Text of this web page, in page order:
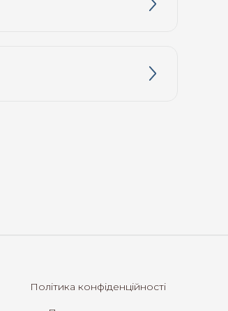
Політика конфіденційності